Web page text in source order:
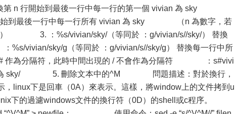
行開始到最後一行中每一行的第一個 vivian 為 sky
始到最後一行中每一行所有 vivian 為 sky （n 為數字，若
） 3. ：%s/vivian/sky/（等同於 ：g/vivian/s//sky/） 替換
vivian/sky/g（等同於 ：g/vivian/s//sky/g） 替換每一行中所
為分隔符，此時中間出現的 / 不會作為分隔符 ：s#vivi
為 sky/ 5. 刪除文本中的^M 問題描述：對於換行，
，linux下是回車（0A）來表示。這樣，將window上的文件拷到u
下的過濾windows文件的換行符（0D）的shell或c程序。